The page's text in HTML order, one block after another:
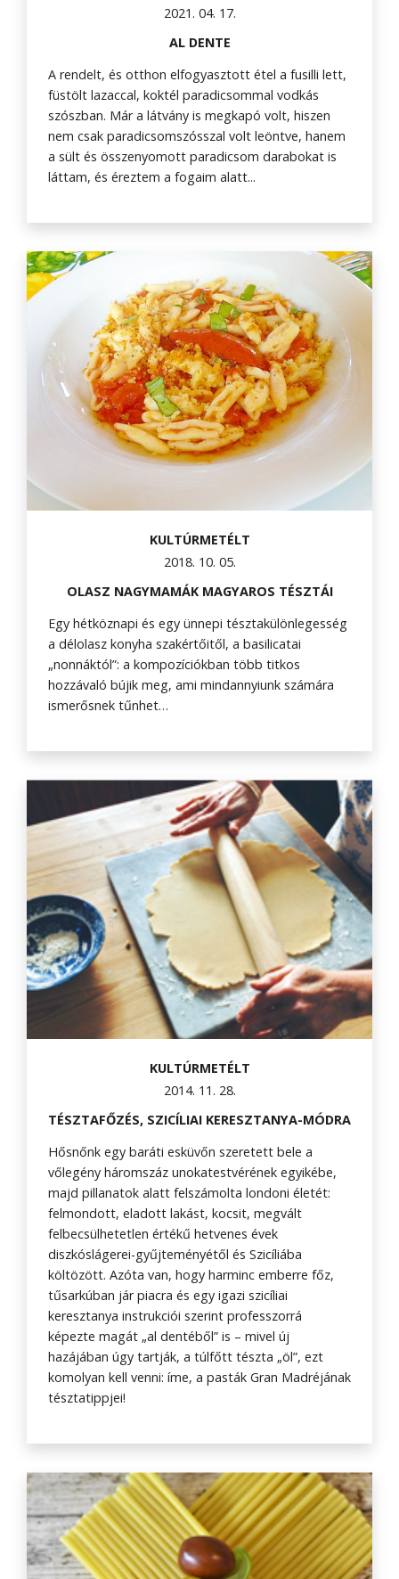
2021. 04. 17.
AL DENTE
A rendelt, és otthon elfogyasztott étel a fusilli lett,
füstölt lazaccal, koktél paradicsommal vodkás
szószban. Már a látvány is megkapó volt, hiszen
nem csak paradicsomszósszal volt leöntve, hanem
a sült és összenyomott paradicsom darabokat is
láttam, és éreztem a fogaim alatt...
KULTÚRMETÉLT
2018. 10. 05.
OLASZ NAGYMAMÁK MAGYAROS TÉSZTÁI
Egy hétköznapi és egy ünnepi tésztakülönlegesség
a délolasz konyha szakértőitől, a basilicatai
„nonnáktól”: a kompozíciókban több titkos
hozzávaló bújik meg, ami mindannyiunk számára
ismerősnek tűnhet…
KULTÚRMETÉLT
2014. 11. 28.
TÉSZTAFŐZÉS, SZICÍLIAI KERESZTANYA-MÓDRA
Hősnőnk egy baráti esküvőn szeretett bele a
vőlegény háromszáz unokatestvérének egyikébe,
majd pillanatok alatt felszámolta londoni életét:
felmondott, eladott lakást, kocsit, megvált
felbecsülhetetlen értékű hetvenes évek
diszkóslágerei-gyűjteményétől és Szicíliába
költözött. Azóta van, hogy harminc emberre főz,
tűsarkúban jár piacra és egy igazi szicíliai
keresztanya instrukciói szerint professzorrá
képezte magát „al dentéből” is – mivel új
hazájában úgy tartják, a túlfőtt tészta „öl”, ezt
komolyan kell venni: íme, a pasták Gran Madréjának
tésztatippjei!